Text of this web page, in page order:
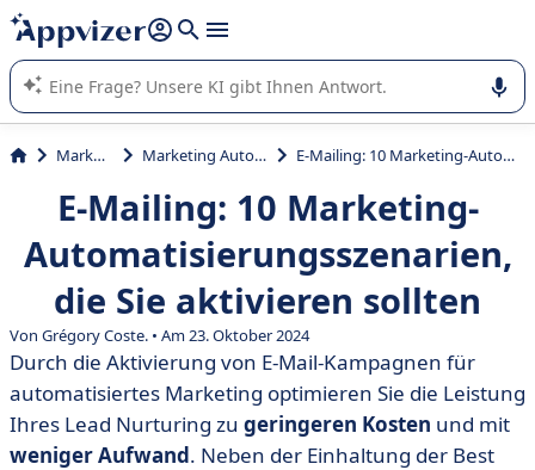
beantworten (mehrere Zeilen mit
Die KI von Appvizer führt Sie bei der Nutzung oder Auswahl
von SaaS-Software in Unternehmen.
Marketing Marketing Automation E-Mailing: 10 Marketing-Automatisierungsszenarien, die Sie aktivieren sollten
E-Mailing: 10 Marketing-
Automatisierungsszenarien,
die Sie aktivieren sollten
Von Grégory Coste. • Am 23. Oktober 2024
Durch die Aktivierung von E-Mail-Kampagnen für
automatisiertes Marketing optimieren Sie die Leistung
Ihres Lead Nurturing zu geringeren Kosten und mit
weniger Aufwand. Neben der Einhaltung der Best